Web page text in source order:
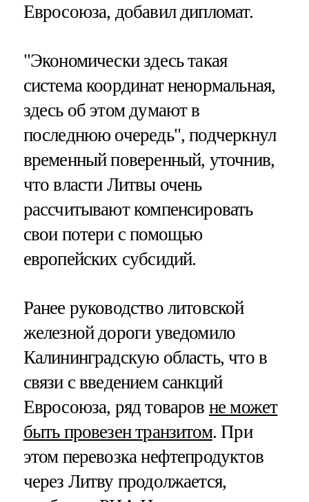
Евросоюза, добавил дипломат.
"Экономически здесь такая
система координат ненормальная,
здесь об этом думают в
последнюю очередь", подчеркнул
временный поверенный, уточнив,
что власти Литвы очень
рассчитывают компенсировать
свои потери с помощью
европейских субсидий.
Ранее руководство литовской
железной дороги уведомило
Калининградскую область, что в
связи с введением санкций
Евросоюза, ряд товаров не может
быть провезен транзитом. При
этом перевозка нефтепродуктов
через Литву продолжается,